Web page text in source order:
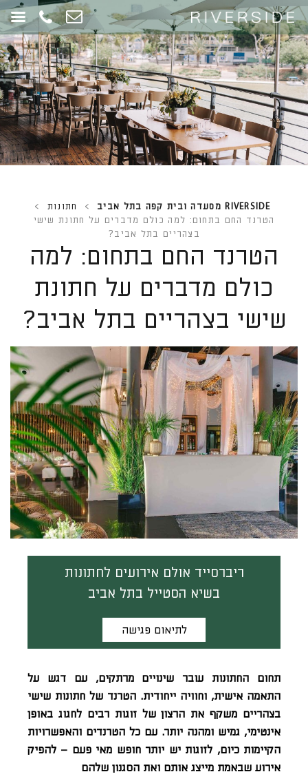
RIVERSIDE מסעדה ובית קפה בתל אביב > חתונות
>
הטרנד החם בתחום: למה כולם מדברים על חתונת שישי
בצהריים בתל אביב?
הטרנד החם בתחום: למה
כולם מדברים על חתונת
שישי בצהריים בתל אביב?
ריברסייד אולם אירועים לחתונות
בשיא הסטייל בתל אביב
לתיאום פגישה
תחום החתונות עובר שינויים מרתקים, עם דגש על
התאמה אישית, וחוויה ייחודית. הטרנד של חתונות שישי
בצהריים משקף את הרצון של זוגות רבים לחגוג באופן
אינטימי, גמיש ומהנה יותר. עם כל הטרנדים והאפשרויות
הקיימות כיום, לזוגות יש יותר חופש מאי פעם – להפיק
אירוע שבאמת מייצג אותם ואת הסגנון שלהם